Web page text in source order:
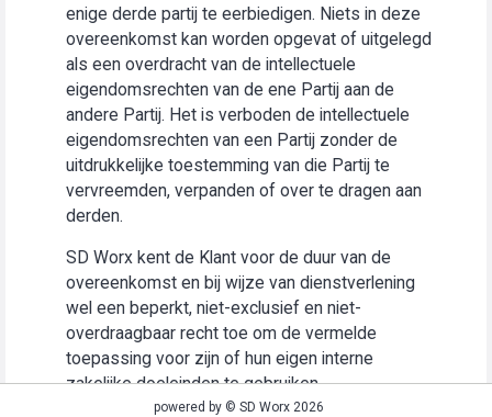
enige derde partij te eerbiedigen. Niets in deze
overeenkomst kan worden opgevat of uitgelegd
als een overdracht van de intellectuele
eigendomsrechten van de ene Partij aan de
andere Partij. Het is verboden de intellectuele
eigendomsrechten van een Partij zonder de
uitdrukkelijke toestemming van die Partij te
vervreemden, verpanden of over te dragen aan
derden.
SD Worx kent de Klant voor de duur van de
overeenkomst en bij wijze van dienstverlening
wel een beperkt, niet-exclusief en niet-
overdraagbaar recht toe om de vermelde
toepassing voor zijn of hun eigen interne
zakelijke doeleinden te gebruiken
(“Gebruiksrecht”).powered by © SD Worx 2026